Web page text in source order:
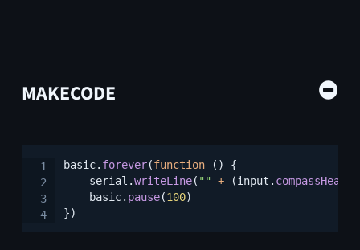
MAKECODE
basic. forever(function ( )
{
    serial
.writeLine( "" + (input .
    basic
. pause(100)
})